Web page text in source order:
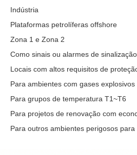
Indústria
Plataformas petrolíferas offshore
Zona 1 e Zona 2
Como sinais ou alarmes de
Locais com altos requisitos de
Para ambientes com gases explosivos
Para grupos de temperatura T1~T6
Para projetos de renovação com
Para outros ambientes perigosos